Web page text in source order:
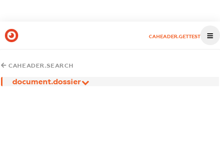
CAHEADER.GETTEST
CAHEADER.SEARCH
document.dossier